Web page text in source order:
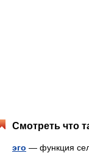
Смотреть что
эго — функция